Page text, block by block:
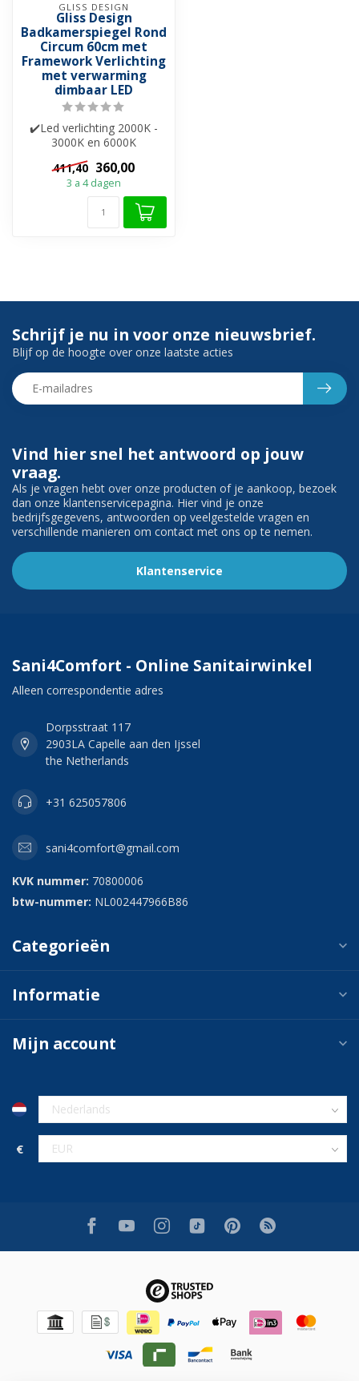
GLISS DESIGN
Gliss Design
Badkamerspiegel Rond
Circum 60cm met
Framework Verlichting
met verwarming
dimbaar LED
✔️Led verlichting 2000K -
3000K en 6000K
✔️Spiegelverwarming
✔️Touche bediening ...
411,40 360,00
3 a 4 dagen
Vind hier snel het antwoord op jouw
vraag.
Als je vragen hebt over onze producten of je aankoop, bezoek
dan onze klantenservicepagina. Hier vind je onze
bedrijfsgegevens, antwoorden op veelgestelde vragen en
verschillende manieren om contact met ons op te nemen.
Klantenservice
Schrijf je nu in voor onze nieuwsbrief.
Blijf op de hoogte over onze laatste acties
Sani4Comfort - Online Sanitairwinkel
Alleen correspondentie adres
Dorpsstraat 117
2903LA Capelle aan den Ijssel
the Netherlands
+31 625057806
sani4comfort@gmail.com
KVK nummer: 70800006
btw-nummer: NL002447966B86
Categorieën
Informatie
Mijn account
€